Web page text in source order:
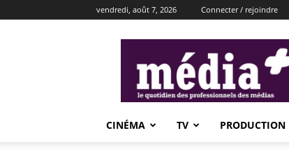
vendredi, août 7, 2026 Connecter / rejoindre
CINÉMA TV PRODUCTION